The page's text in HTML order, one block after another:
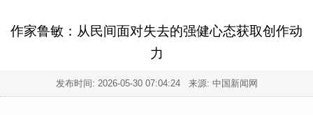
作家鲁敏：从民间面对失去的强健心态获取创作动
力
发布时间: 2026-05-30 07:04:24来源: 中国新闻网